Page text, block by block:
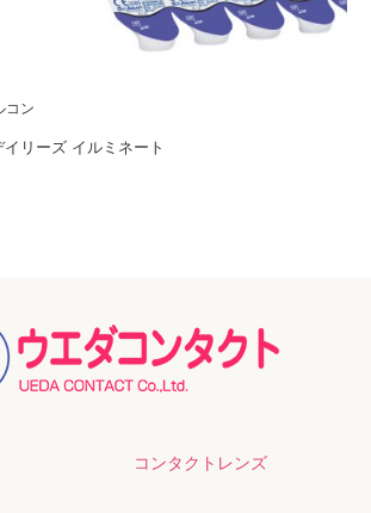
コン
リーズ イルミネート
コンタクトレンズ